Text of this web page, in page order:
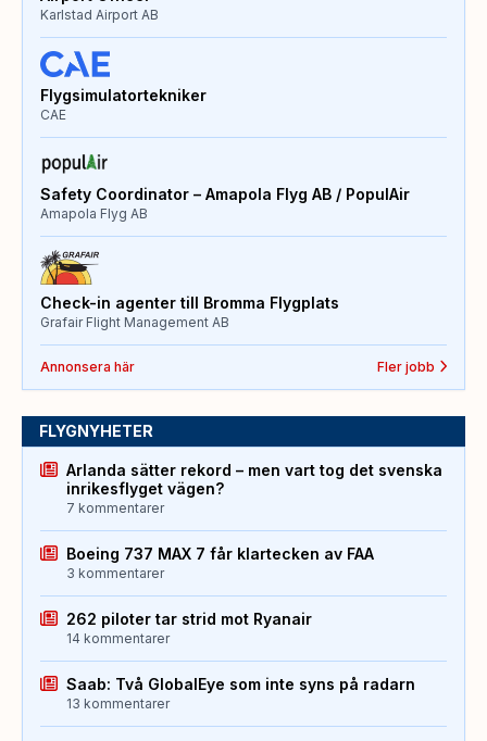
Karlstad Airport AB
Flygsimulatortekniker
CAE
Safety Coordinator – Amapola Flyg AB / PopulAir
Amapola Flyg AB
Check-in agenter till Bromma Flygplats
Grafair Flight Management AB
Annonsera här Fler jobb
FLYGNYHETER
Arlanda sätter rekord – men vart tog det svenska
inrikesflyget vägen?
7 kommentarer
Boeing 737 MAX 7 får klartecken av FAA
3 kommentarer
262 piloter tar strid mot Ryanair
14 kommentarer
Saab: Två GlobalEye som inte syns på radarn
13 kommentarer